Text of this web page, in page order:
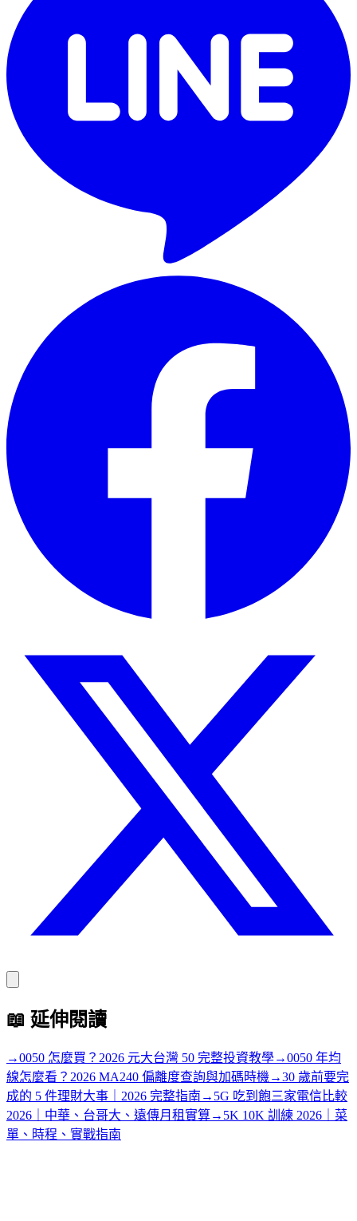
📖 延伸閱讀
→0050 怎麼買？2026 元大台灣 50 完整投資教學→0050 年均
線怎麼看？2026 MA240 偏離度查詢與加碼時機→30 歲前要完
成的 5 件理財大事｜2026 完整指南 → 5G 吃到飽三家電信比較
2026｜中華、台哥大、遠傳月租實算→ 5K 10K 訓練 2026｜菜
單、時程、實戰指南